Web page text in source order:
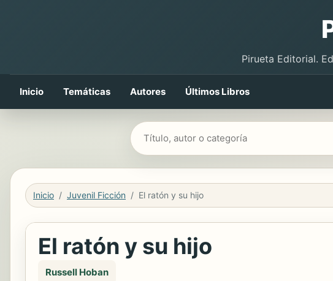
Pirueta Editorial.
Inicio Temáticas Autores Últimos Libros
Buscar libros
Inicio Juvenil Ficción El ratón y su hijo
El ratón y su hijo
Russell Hoban